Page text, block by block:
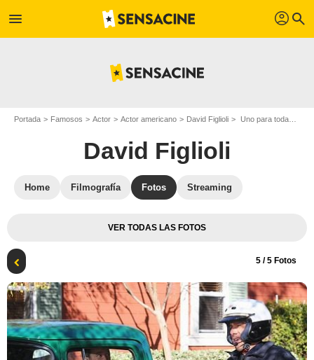
menu profil search
Portada Famosos Actor Actor americano David Figlioli Uno para todas : Foto David Figlioli, Tim Allen
David Figlioli
Home Filmografía Fotos Streaming
VER TODAS LAS FOTOS
5 / 5 Fotos